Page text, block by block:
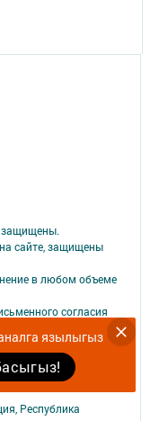
язылыгыз
защищены.
сайте, защищены
в любом объеме
согласия
печати и массовым
главного
Республика